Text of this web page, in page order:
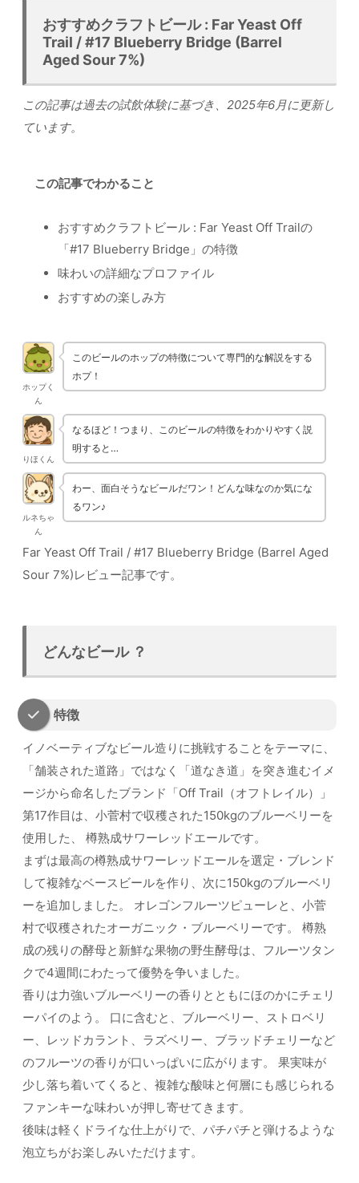
おすすめクラフトビール : Far Yeast Off
Trail / #17 Blueberry Bridge (Barrel
Aged Sour 7%)
この記事は過去の試飲体験に基づき、2025年6月に更新し
ています。
この記事でわかること
おすすめクラフトビール : Far Yeast Off Trailの
「#17 Blueberry Bridge」の特徴
味わいの詳細なプロファイル
おすすめの楽しみ方
ホップく
ん
このビールのホップの特徴について専門的な解説をする
ホプ！
りほくん
なるほど！つまり、このビールの特徴をわかりやすく説
明すると…
ルネちゃ
ん
わー、面白そうなビールだワン！どんな味なのか気にな
るワン♪
Far Yeast Off Trail / #17 Blueberry Bridge (Barrel Aged
Sour 7%)レビュー記事です。
どんなビール ？
特徴
イノベーティブなビール造りに挑戦することをテーマに、
「舗装された道路」ではなく「道なき道」を突き進むイメ
ージから命名したブランド「Off Trail（オフトレイル）」
第17作目は、小菅村で収穫された150kgのブルーベリーを
使用した、 樽熟成サワーレッドエールです。
まずは最高の樽熟成サワーレッドエールを選定・ブレンド
して複雑なベースビールを作り、次に150kgのブルーベリ
ーを追加しました。 オレゴンフルーツピューレと、小菅
村で収穫されたオーガニック・ブルーベリーです。 樽熟
成の残りの酵母と新鮮な果物の野生酵母は、フルーツタン
クで4週間にわたって優勢を争いました。
香りは力強いブルーベリーの香りとともにほのかにチェリ
ーパイのよう。 口に含むと、ブルーベリー、ストロベリ
ー、レッドカラント、ラズベリー、ブラッドチェリーなど
のフルーツの香りが口いっぱいに広がります。 果実味が
少し落ち着いてくると、複雑な酸味と何層にも感じられる
ファンキーな味わいが押し寄せてきます。
後味は軽くドライな仕上がりで、パチパチと弾けるような
泡立ちがお楽しみいただけます。